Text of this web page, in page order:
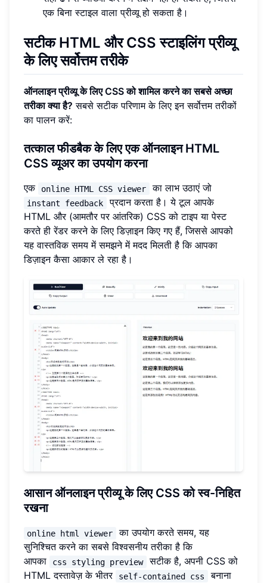
एक बिना स्टाइल वाला प्रीव्यू हो सकता है।
सटीक HTML और CSS स्टाइलिंग प्रीव्यू
के लिए सर्वोत्तम तरीके
ऑनलाइन प्रीव्यू के लिए CSS को शामिल करने का सबसे अच्छा
तरीका क्या है? सबसे सटीक परिणाम के लिए इन सर्वोत्तम तरीकों
का पालन करें:
तत्काल फीडबैक के लिए एक ऑनलाइन HTML
CSS व्यूअर का उपयोग करना
एक online HTML CSS viewer का लाभ उठाएं जो
instant feedback
प्रदान करता है। ये टूल आपके
HTML और (आमतौर पर आंतरिक) CSS को टाइप या पेस्ट
करते ही रेंडर करने के लिए डिज़ाइन किए गए हैं, जिससे आपको
यह वास्तविक समय में समझने में मदद मिलती है कि आपका
डिज़ाइन कैसा आकार ले रहा है।
आसान ऑनलाइन प्रीव्यू के लिए CSS को स्व-निहित
रखना
online html viewer
का उपयोग करते समय, यह
सुनिश्चित करने का सबसे विश्वसनीय तरीका है कि
आपका
css styling preview सटीक है, अपनी CSS को
HTML दस्तावेज़ के भीतर
self-contained css
बनाना